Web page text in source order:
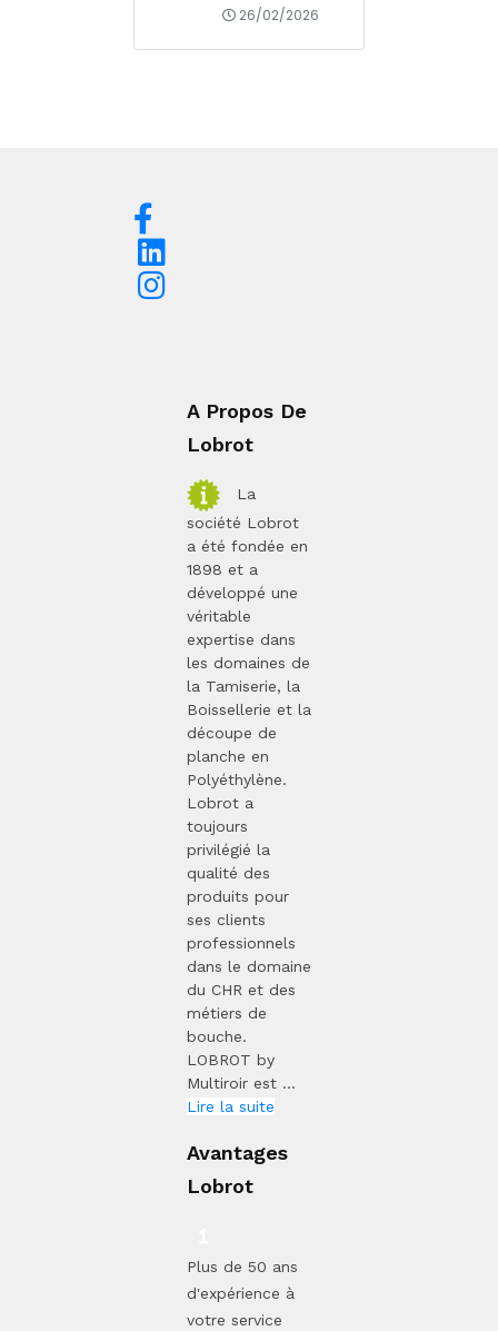
26/02/2026
A Propos De
Lobrot
La
société Lobrot
a été fondée en
1898 et a
développé une
véritable
expertise dans
les domaines de
la Tamiserie, la
Boissellerie et la
découpe de
planche en
Polyéthylène.
Lobrot a
toujours
privilégié la
qualité des
produits pour
ses clients
professionnels
dans le domaine
du CHR et des
métiers de
bouche.
LOBROT by
Multiroir est ...
Lire la suite
Avantages
Lobrot
Plus de 50 ans
d'expérience à
votre service